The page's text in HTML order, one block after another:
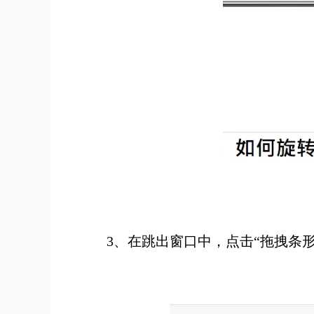
3、在跳出窗口中，点击“拖拽条